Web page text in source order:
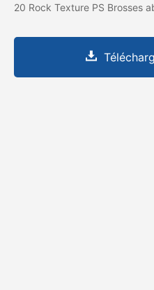
20 Rock Texture PS Brosses